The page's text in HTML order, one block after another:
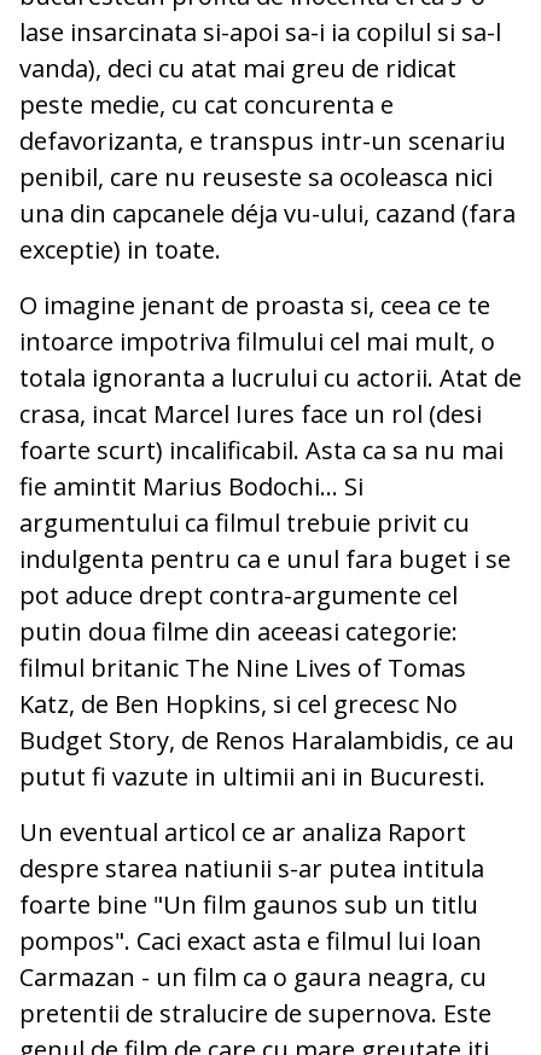
lase insarcinata si-apoi sa-i ia copilul si sa-l
vanda), deci cu atat mai greu de ridicat
peste medie, cu cat concurenta e
defavorizanta, e transpus intr-un scenariu
penibil, care nu reuseste sa ocoleasca nici
una din capcanele déja vu-ului, cazand (fara
exceptie) in toate.
O imagine jenant de proasta si, ceea ce te
intoarce impotriva filmului cel mai mult, o
totala ignoranta a lucrului cu actorii. Atat de
crasa, incat Marcel Iures face un rol (desi
foarte scurt) incalificabil. Asta ca sa nu mai
fie amintit Marius Bodochi... Si
argumentului ca filmul trebuie privit cu
indulgenta pentru ca e unul fara buget i se
pot aduce drept contra-argumente cel
putin doua filme din aceeasi categorie:
filmul britanic The Nine Lives of Tomas
Katz, de Ben Hopkins, si cel grecesc No
Budget Story, de Renos Haralambidis, ce au
putut fi vazute in ultimii ani in Bucuresti.
Un eventual articol ce ar analiza Raport
despre starea natiunii s-ar putea intitula
foarte bine "Un film gaunos sub un titlu
pompos". Caci exact asta e filmul lui Ioan
Carmazan - un film ca o gaura neagra, cu
pretentii de stralucire de supernova. Este